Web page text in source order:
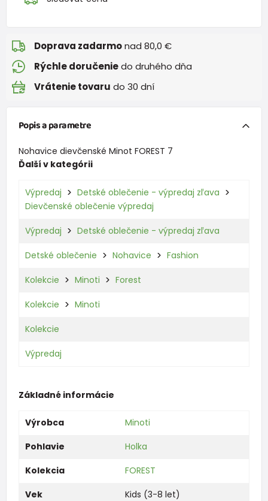
Doprava zadarmonad 80,0 €
Rýchle doručeniedo druhého dňa
Vrátenie tovaru do 30 dní
Popis a parametre
Nohavice dievčenské Minot FOREST 7
Ďalší v kategórii
Výpredaj
Detské oblečenie - výpredaj zľava
Dievčenské oblečenie výpredaj
Výpredaj Detské oblečenie - výpredaj zľava
Detské oblečenie Nohavice Fashion
Kolekcie Minoti Forest
Kolekcie Minoti
Kolekcie
Výpredaj
Základné informácie
Výrobca
Minoti
Pohlavie
Holka
Kolekcia
FOREST
Vek
Kids (3-8 let)